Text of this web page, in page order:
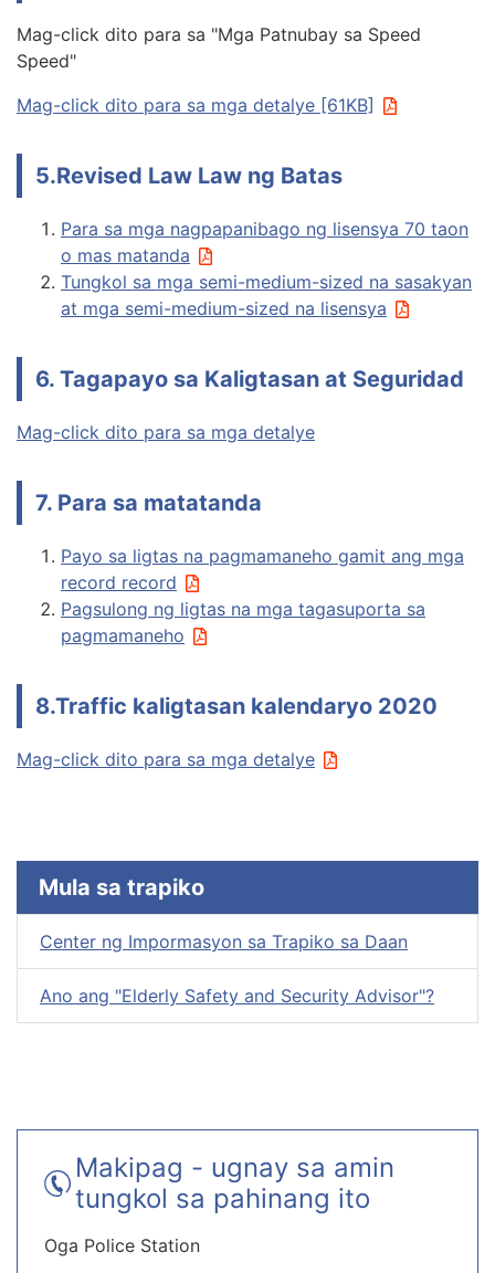
Mag-click dito para sa "Mga Patnubay sa Speed
Speed"
Mag-click dito para sa mga detalye [61KB]
5.Revised Law Law ng Batas
Para sa mga nagpapanibago ng lisensya 70 taon
o mas matanda
Tungkol sa mga semi-medium-sized na sasakyan
at mga semi-medium-sized na lisensya
6. Tagapayo sa Kaligtasan at Seguridad
Mag-click dito para sa mga detalye
7. Para sa matatanda
Payo sa ligtas na pagmamaneho gamit ang mga
record record
Pagsulong ng ligtas na mga tagasuporta sa
pagmamaneho
8.Traffic kaligtasan kalendaryo 2020
Mag-click dito para sa mga detalye
Mula sa trapiko
Center ng Impormasyon sa Trapiko sa Daan
Ano ang "Elderly Safety and Security Advisor"?
Makipag - ugnay sa amin
tungkol sa pahinang ito
Oga Police Station